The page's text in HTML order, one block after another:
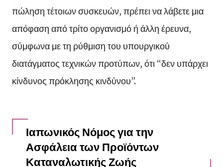
πώληση τέτοιων συσκευών, πρέπει να λάβετε μια
απόφαση από τρίτο οργανισμό ή άλλη έρευνα,
σύμφωνα με τη ρύθμιση του υπουργικού
διατάγματος τεχνικών προτύπων, ότι “δεν υπάρχει
κίνδυνος πρόκλησης κινδύνου”.
Ιαπωνικός Νόμος για την
Ασφάλεια των Προϊόντων
Καταναλωτικής Ζωής